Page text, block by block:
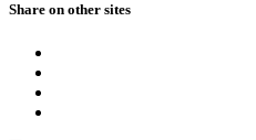
Share on other sites